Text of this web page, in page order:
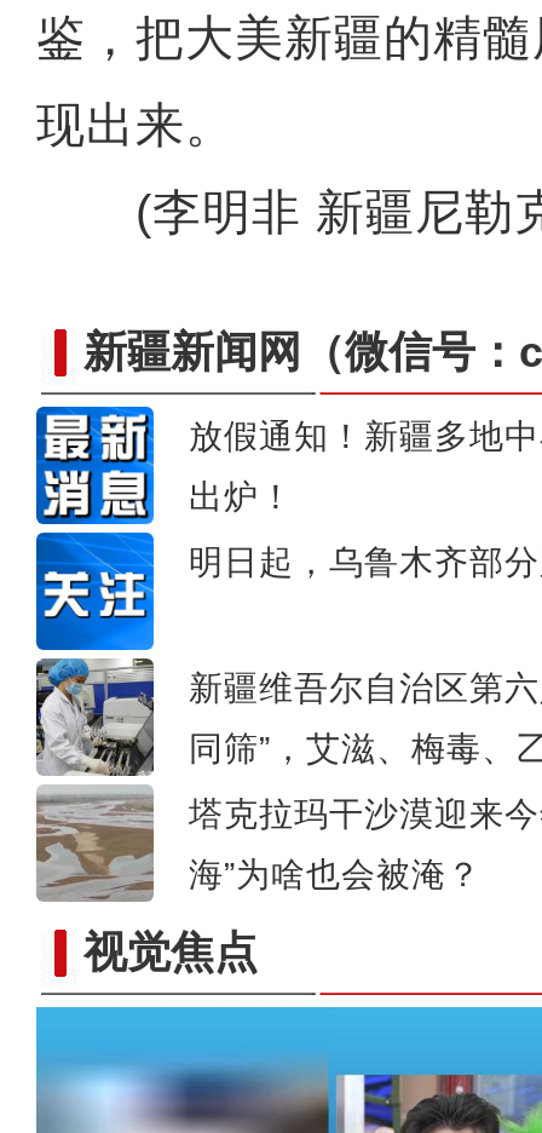
鉴，把大美新疆的精
现出来。
(李明非 新疆尼勒
新疆新闻网 （微信号
放假通知！新疆多地
出炉！
明日起，乌鲁木齐部
新疆维吾尔自治区第
同筛”，艾滋、梅毒、
塔克拉玛干沙漠迎来
海”为啥也会被淹？
视觉焦点
多国专家分享新疆见闻：与西方
新疆“富贵小羊”全网爆火